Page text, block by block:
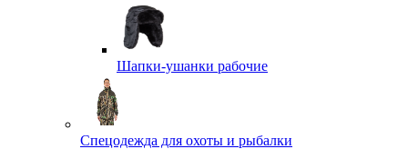
Шапки-ушанки рабочие
Спецодежда для охоты и рыбалки